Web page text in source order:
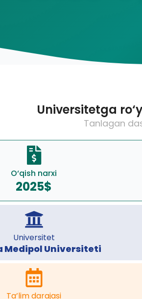
Universitetga
Tanlagan
O‘qish narxi
2025$
Universitet
Medipol Universiteti
Ta’lim darajasi